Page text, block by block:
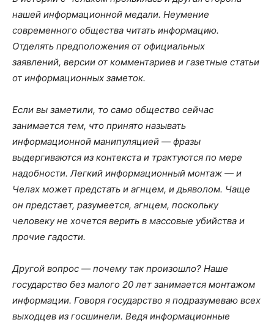
нашей информационной медали. Неумение
современного общества читать информацию.
Отделять предположения от официальных
заявлений, версии от комментариев и газетные статьи
от информационных заметок.
Если вы заметили, то само общество сейчас
занимается тем, что принято называть
информационной манипуляцией — фразы
выдергиваются из контекста и трактуются по мере
надобности. Легкий информационный монтаж — и
Челах может предстать и агнцем, и дьяволом. Чаще
он предстает, разумеется, агнцем, поскольку
человеку не хочется верить в массовые убийства и
прочие гадости.
Другой вопрос — почему так произошло? Наше
государство без малого 20 лет занимается монтажом
информации. Говоря государство я подразумеваю всех
выходцев из госшинели. Ведя информационные